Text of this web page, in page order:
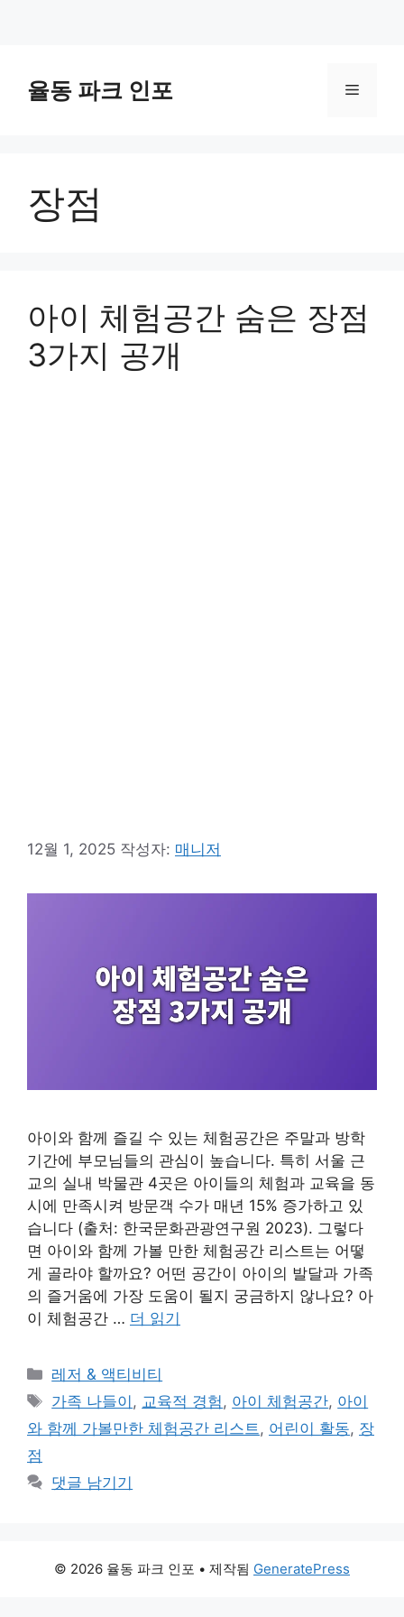
율동 파크 인포 메
장점
아이 체험공간 숨은 장점
3가지 공개
12월 1, 2025 작성자: 매니저
아이와 함께 즐길 수 있는 체험공간은 주말과 방학
기간에 부모님들의 관심이 높습니다. 특히 서울 근
교의 실내 박물관 4곳은 아이들의 체험과 교육을 동
시에 만족시켜 방문객 수가 매년 15% 증가하고 있
습니다 (출처: 한국문화관광연구원 2023). 그렇다
면 아이와 함께 가볼 만한 체험공간 리스트는 어떻
게 골라야 할까요? 어떤 공간이 아이의 발달과 가족
의 즐거움에 가장 도움이 될지 궁금하지 않나요? 아
이 체험공간 … 더 읽기
카
테
리
레저 & 액티비티
태
그
가족 나들이 , 교육적 경험, 아이 체험공간, 아이
와 함께 가볼만한 체험공간 리스트, 어린이 활동, 장
점
댓글 남기기
© 2026 율동 파크 인포 • 제작됨 GeneratePress